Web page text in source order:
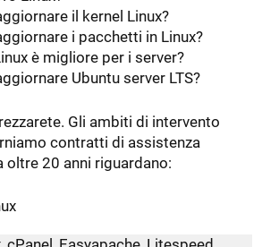
il kernel Linux?
i pacchetti in Linux?
è migliore per i server?
Ubuntu server LTS?
Gli ambiti di intervento
contratti di assistenza
oltre 20 anni riguardano: